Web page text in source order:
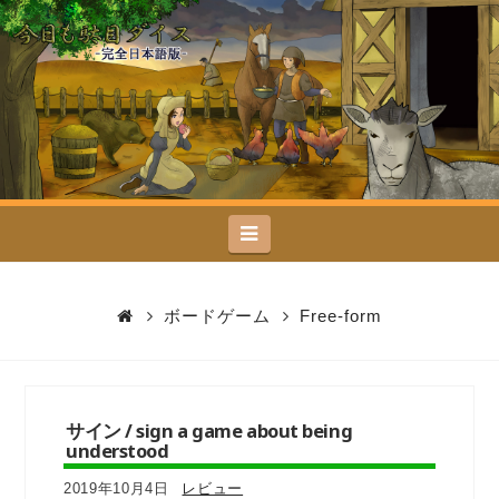
今
日
も
駄
目
Navigation
ボードゲーム Free-form
サイン / sign a game about being
understood
2019年10月4日 レビュー